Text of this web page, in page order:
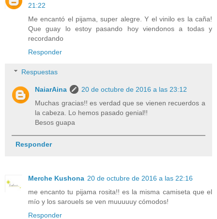
21:22
Me encantó el pijama, super alegre. Y el vinilo es la caña!
Que guay lo estoy pasando hoy viendonos a todas y
recordando
Responder
Respuestas
NaiarAina
20 de octubre de 2016 a las 23:12
Muchas gracias!! es verdad que se vienen recuerdos a
la cabeza. Lo hemos pasado genial!!
Besos guapa
Responder
Merche Kushona 20 de octubre de 2016 a las 22:16
me encanto tu pijama rosita!! es la misma camiseta que el
mío y los sarouels se ven muuuuuy cómodos!
Responder